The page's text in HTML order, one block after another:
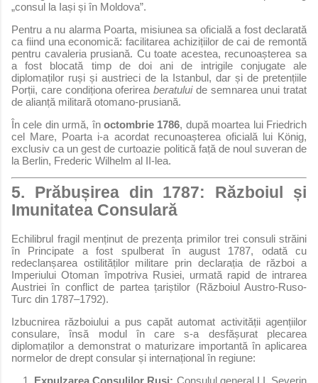
„consul la Iași și în Moldova”.
Pentru a nu alarma Poarta, misiunea sa oficială a fost declarată
ca fiind una economică: facilitarea achizițiilor de cai de remontă
pentru cavaleria prusiană. Cu toate acestea, recunoașterea sa
a fost blocată timp de doi ani de intrigile conjugate ale
diplomaților ruși și austrieci de la Istanbul, dar și de pretențiile
Porții, care condiționa oferirea beratuluide semnarea unui tratat
de alianță militară otomano-prusiană.
În cele din urmă, în octombrie 1786, după moartea lui Friedrich
cel Mare, Poarta i-a acordat recunoașterea oficială lui König,
exclusiv ca un gest de curtoazie politică față de noul suveran de
la Berlin, Frederic Wilhelm al II-lea.
5. Prăbușirea din 1787: Războiul și
Imunitatea Consulară
Echilibrul fragil menținut de prezența primilor trei consuli străini
în Principate a fost spulberat în august 1787, odată cu
redeclanșarea ostilităților militare prin declarația de război a
Imperiului Otoman împotriva Rusiei, urmată rapid de intrarea
Austriei în conflict de partea țariștilor (Războiul Austro-Ruso-
Turc din 1787–1792).
Izbucnirea războiului a pus capăt automat activității agențiilor
consulare, însă modul în care s-a desfășurat plecarea
diplomaților a demonstrat o maturizare importantă în aplicarea
normelor de drept consular și internațional în regiune:
Expulzarea Consulilor Ruși: Consulul general I.I. Severin